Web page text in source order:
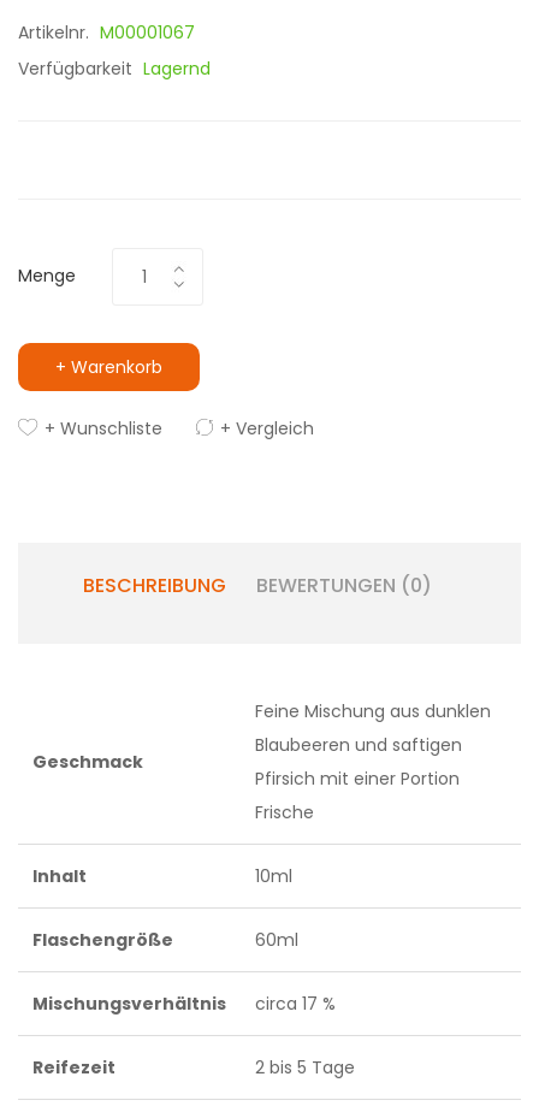
Artikelnr. M00001067
Verfügbarkeit Lagernd
Menge
+ Warenkorb
+ Wunschliste + Vergleich
BESCHREIBUNG BEWERTUNGEN (0)
Geschmack
Feine Mischung aus dunklen
Blaubeeren und saftigen
Pfirsich mit einer Portion
Frische
Inhalt 10ml
Flaschengröße 60ml
Mischungsverhältnis circa 17 %
Reifezeit 2 bis 5 Tage